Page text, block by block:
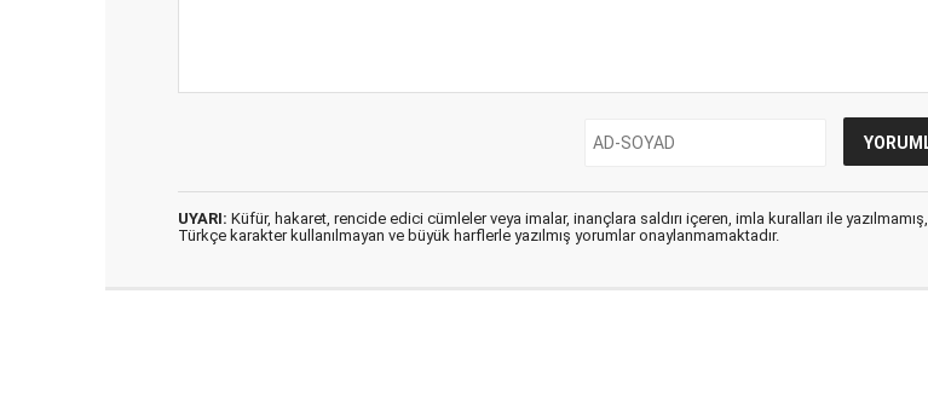
UYARI: Küfür, hakaret, rencide edici cümleler veya imalar, inançlara saldırı içeren, imla kuralları ile yazılmamış,
Türkçe karakter kullanılmayan ve büyük harflerle yazılmış yorumlar onaylanmamaktadır.